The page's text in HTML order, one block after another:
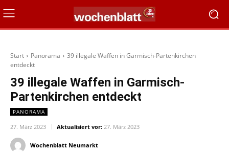
Start Panorama
39 illegale Waffen in Garmisch-Partenkirchen
entdeckt
39 illegale Waffen in Garmisch-
Partenkirchen entdeckt
PANORAMA
27. März 2023 Aktualisiert vor: 27. März 2023
Wochenblatt Neumarkt